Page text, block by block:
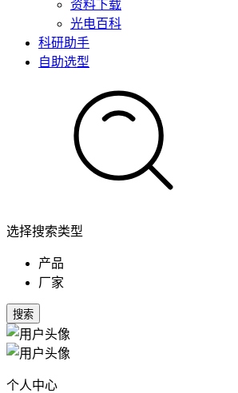
资料下载
光电百科
科研助手
自助选型
选择搜索类型
产品
厂家
搜索
个人中心